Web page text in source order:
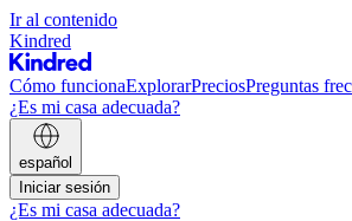
Ir al contenido
Kindred
Cómo funcionaExplorarPreciosPreguntas
¿Es mi casa adecuada?
español
Iniciar sesión
¿Es mi casa adecuada?